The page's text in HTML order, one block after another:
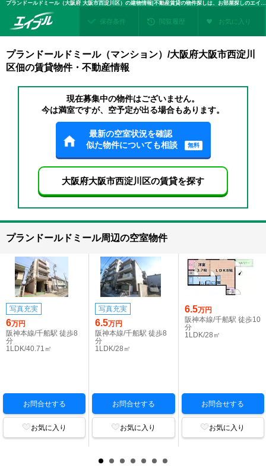
プランドールドミール（大阪府 大阪市西淀川区）の建物情報|不動産賃貸の物件探しは、お部屋探しのエイブル
保存条件 閲覧履歴 お気に入り
プランドールドミール（マンション）/大阪府大阪市西淀川
区佃の賃貸物件・不動産情報
現在募集中の物件はございません。
今は満室ですが、空予定が出る場合もあります。
最新の空室状況を確認
似た物件についても相談
無料
大阪府大阪市西淀川区の賃貸を探す
プランドールドミール周辺の空室物件
写真充実
6万円
阪神本線/千船駅 徒歩8
分
1LDK/40.71㎡
お問合せする
お気に入り
写真充実
6.5万円
阪神本線/千船駅 徒歩8
分
1LDK/28㎡
お問合せする
お気に入り
6.5万円
阪神本線/千船駅 徒歩10
分
1LDK/28㎡
お問合せする
お気に入り